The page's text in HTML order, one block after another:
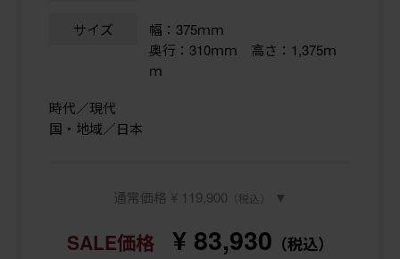
サイズ
幅：375ｍｍ
奥行：310ｍｍ 高さ：1,375ｍ
ｍ
時代／現代
国・地域／日本
通常価格 ¥ 119,900 （税込） ▼
SALE価格 ¥ 83,930 （税込）